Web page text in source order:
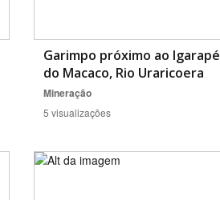
Garimpo próximo ao Igarapé
do Macaco, Rio Uraricoera
Mineração
5 visualizações